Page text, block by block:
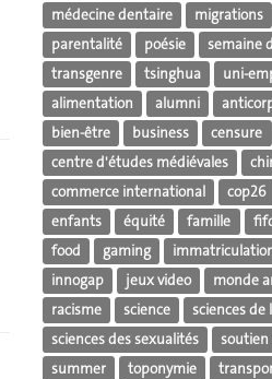
médecine dentaire
migrations
parentalité
poésie semaine
transgenre
tsinghua uni-
alimentation
alumni
bien-être
business
censure
centre d'études médiévales
commerce international
cop26
enfants
équité famille
food
gaming
innogap
jeux video monde
racisme
science
sciences de
sciences des sexualités
soutien
summer
toponymie